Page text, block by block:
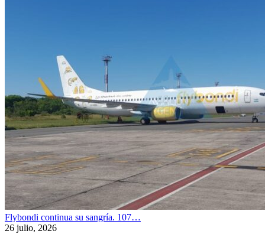
Flybondi continua su sangría. 107…
26 julio, 2026